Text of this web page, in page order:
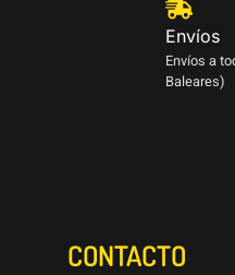
Envíos
Envíos a
Baleares)
CONTACTO